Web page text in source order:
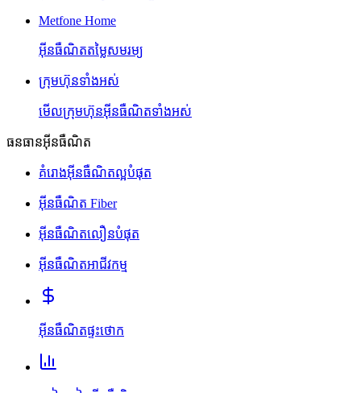
Metfone Home
អ៊ីនធឺណិតតម្លៃសមរម្យ
ក្រុមហ៊ុនទាំងអស់
មើលក្រុមហ៊ុនអ៊ីនធឺណិតទាំងអស់
ធនធានអ៊ីនធឺណិត
គំរោងអ៊ីនធឺណិតល្អបំផុត
អ៊ីនធឺណិត Fiber
អ៊ីនធឺណិតលឿនបំផុត
អ៊ីនធឺណិតអាជីវកម្ម
អ៊ីនធឺណិតផ្ទះថោក